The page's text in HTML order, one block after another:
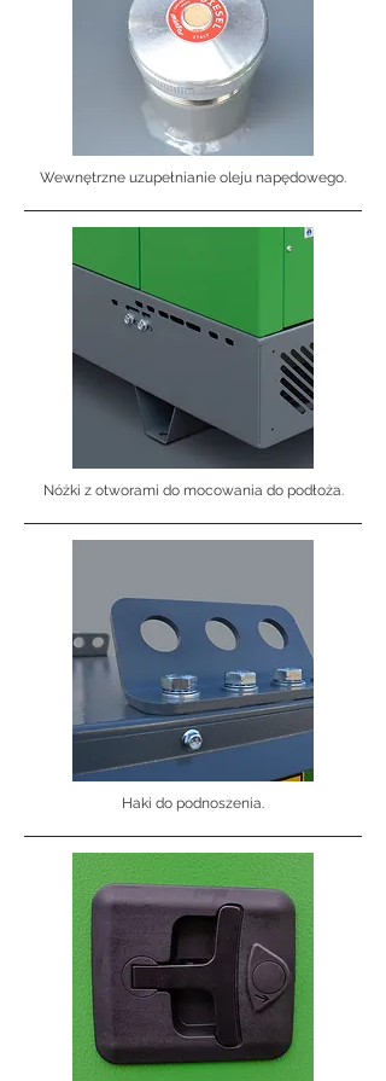
Wewnętrzne uzupełnianie oleju napędowego.
Nóżki z otworami do mocowania do podłoża.
Haki do podnoszenia.